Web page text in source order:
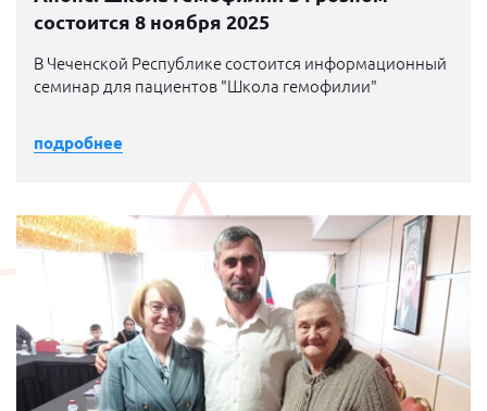
состоится 8 ноября 2025
В Чеченской Республике состоится информационный
семинар для пациентов "Школа гемофилии"
подробнее